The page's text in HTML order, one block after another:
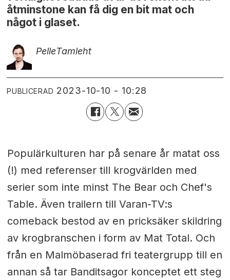
åtminstone kan få dig en bit mat och
något i glaset.
PelleTamleht
PUBLICERAD 2023-10-10 - 10:28
Populärkulturen har på senare år matat oss
(!) med referenser till krogvärlden med
serier som inte minst The Bear och Chef's
Table. Även trailern till Varan-TV:s
comeback bestod av en pricksäker skildring
av krogbranschen i form av Mat Total. Och
från en Malmöbaserad fri teatergrupp till en
annan så tar Banditsagor konceptet ett steg